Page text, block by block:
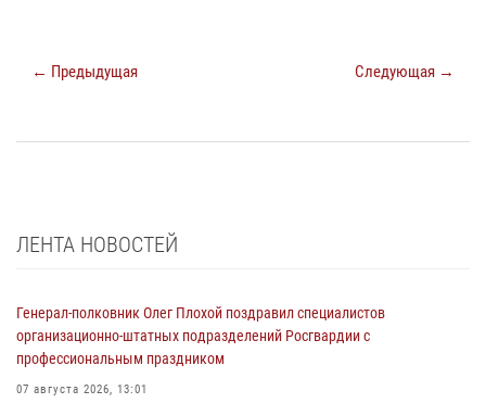
← Предыдущая Следующая →
ЛЕНТА НОВОСТЕЙ
Генерал-полковник Олег Плохой поздравил специалистов
организационно-штатных подразделений Росгвардии с
профессиональным праздником
07 августа 2026, 13:01